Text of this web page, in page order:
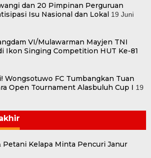
dan 20 Pimpinan Perguruan
Isu Nasional dan Lokal 19 Juni
VI/Mulawarman Mayjen TNI
Ikon Singing Competition HUT Ke-81
Wongsotuwo FC Tumbangkan Tuan
Open Tournament Alasbuluh Cup I 19
Petani Kelapa Minta Pencuri Janur